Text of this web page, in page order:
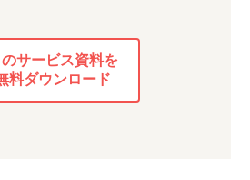
のサービス資料を
料ダウンロード